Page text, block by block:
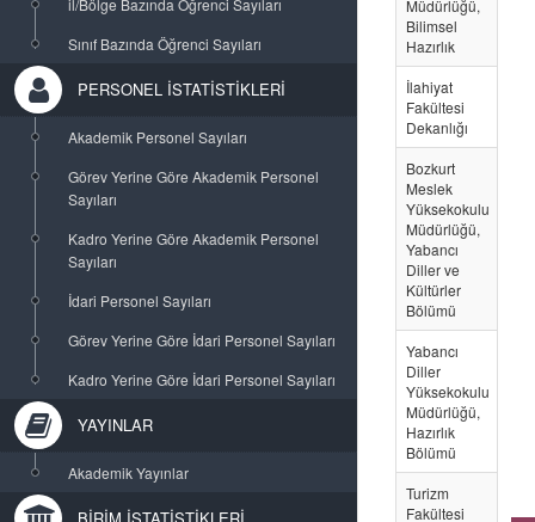
il/Bölge Bazında Öğrenci Sayıları
Sınıf Bazında Öğrenci Sayıları
PERSONEL İSTATİSTİKLERİ
Akademik Personel Sayıları
Görev Yerine Göre Akademik Personel
Sayıları
Kadro Yerine Göre Akademik Personel
Sayıları
İdari Personel Sayıları
Görev Yerine Göre İdari Personel Sayıları
Kadro Yerine Göre İdari Personel Sayıları
YAYINLAR
Akademik Yayınlar
Müdürlüğü,
Bilimsel
Hazırlık
İlahiyat
Fakültesi
Dekanlığı
Bozkurt
Meslek
Yüksekokulu
Müdürlüğü,
Yabancı
Diller ve
Kültürler
Bölümü
Yabancı
Diller
Yüksekokulu
Müdürlüğü,
Hazırlık
Bölümü
Turizm
Fakültesi